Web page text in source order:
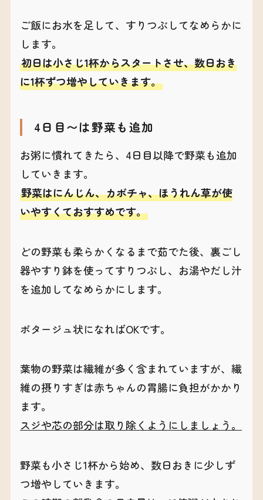
ご飯にお水を足して、すりつぶしてなめらかに
します。
初日は小さじ1杯からスタートさせ、数日おき
に1杯ずつ増やしていきます。
4日目〜は野菜も追加
お粥に慣れてきたら、4日目以降で野菜も追加
していきます。
野菜はにんじん、カボチャ、ほうれん草が使
いやすくておすすめです。
どの野菜も柔らかくなるまで茹でた後、裏ごし
器やすり鉢を使ってすりつぶし、お湯やだし汁
を追加してなめらかにします。
ポタージュ状になればOKです。
葉物の野菜は繊維が多く含まれていますが、繊
維の摂りすぎは赤ちゃんの胃腸に負担がかかり
ます。
スジや芯の部分は取り除くようにしましょう。
野菜も小さじ1杯から始め、数日おきに少しず
つ増やしていきます。